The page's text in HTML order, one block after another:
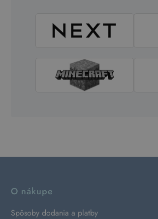
O nákupe
Spôsoby dodania a platby